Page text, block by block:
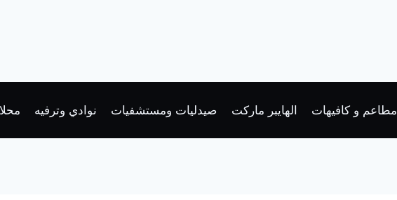
مطاعم و كافيهات الهايبر ماركت صيدليات ومستشفيات نوادي وترفيه